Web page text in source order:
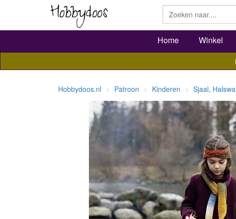
Home Winkel
Hobbydoos.nl Patroon Kinderen Sjaal,